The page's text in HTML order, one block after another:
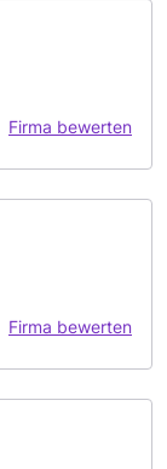
Firma bewerten
Firma bewerten